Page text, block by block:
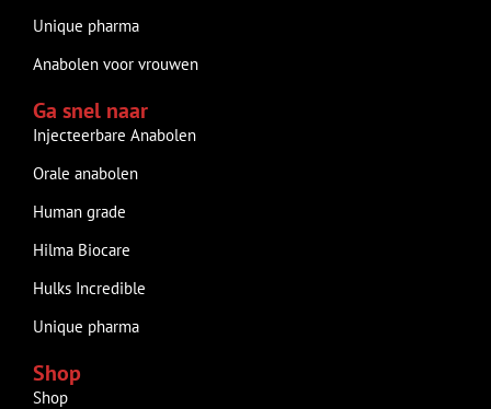
Unique pharma
Anabolen voor vrouwen
Ga snel naar
Injecteerbare Anabolen
Orale anabolen
Human grade
Hilma Biocare
Hulks Incredible
Unique pharma
Shop
Shop